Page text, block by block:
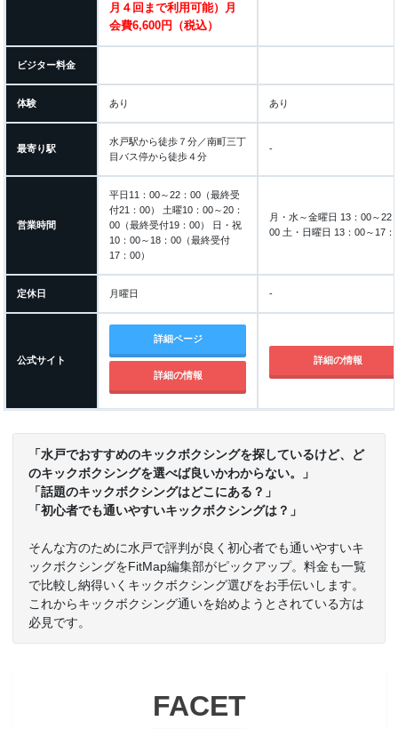
月４回まで利用可能）月
会費6,600円（税込）
ビジター料金
体験 あり あり
最寄り駅
水戸駅から徒歩７分／南町三丁
目バス停から徒歩４分
-
営業時間
平日11：00～22：00（最終受
付21：00） 土曜10：00～20：
00（最終受付19：00） 日・祝
10：00～18：00（最終受付
17：00）
月・水～金曜日 13：00～22
00 土・日曜日 13：00～17：
定休日 月曜日 -
公式サイト
詳細ページ
詳細の情報
詳細の情報
「水戸でおすすめのキックボクシングを探しているけど、ど
のキックボクシングを選べば良いかわからない。」
「話題のキックボクシングはどこにある？」
「初心者でも通いやすいキックボクシングは？」
そんな方のために水戸で評判が良く初心者でも通いやすいキ
ックボクシングをFitMap編集部がピックアップ。料金も一覧
で比較し納得いくキックボクシング選びをお手伝いします。
これからキックボクシング通いを始めようとされている方は
必見です。
FACET